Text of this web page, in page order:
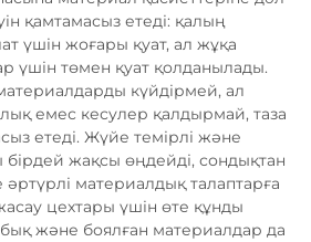
қамтамасыз етеді: қалың
үшін жоғары қуат, ал жұқа
үшін төмен қуат қолданылады.
күйдірмей, ал
емес кесулер қалдырмай, таза
етеді. Жүйе темірлі және
бірдей жақсы өңдейді, сондықтан
әртүрлі материалдық талаптарға
цехтары үшін өте құнды
және боялған материалдар да